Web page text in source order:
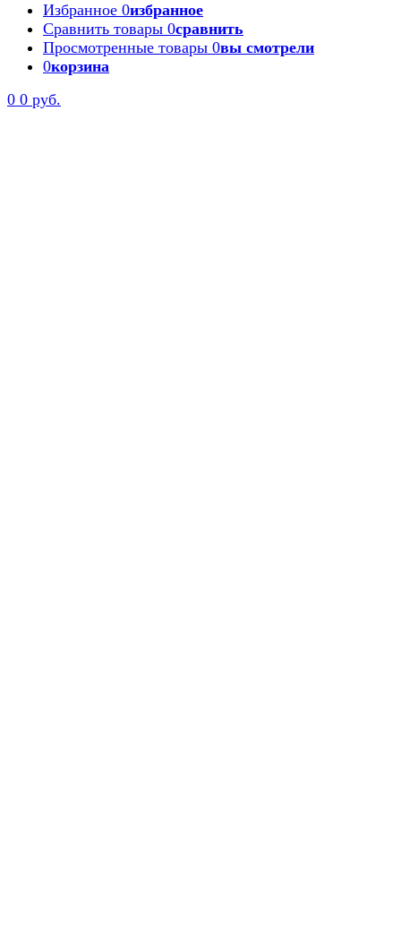
Избранное 0избранное
Сравнить товары 0сравнить
Просмотренные товары 0вы смотрели
0корзина
0 0 руб.